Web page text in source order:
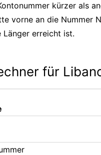
kürzer als
vorne an die Nummer
Länger erreicht ist.
für